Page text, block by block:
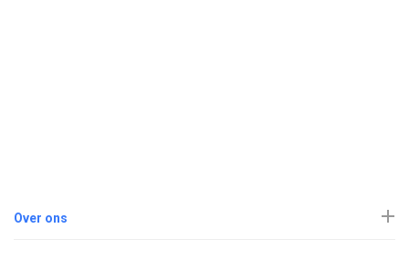
Over ons